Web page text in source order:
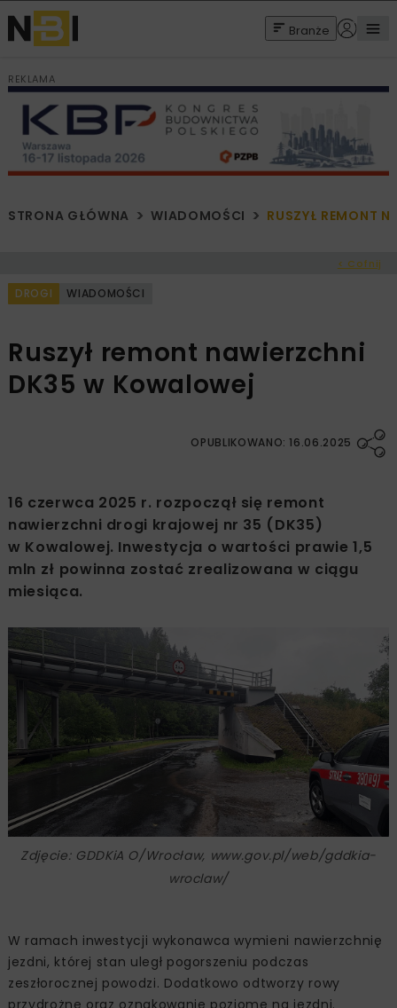
Branże
REKLAMA
STRONA GŁÓWNA WIADOMOŚCI RUSZYŁ REMONT
< Cofnij
DROGI WIADOMOŚCI
Ruszył remont nawierzchni
DK35 w Kowalowej
OPUBLIKOWANO: 16.06.2025
16 czerwca 2025 r. rozpoczął się remont
nawierzchni drogi krajowej nr 35 (DK35)
w Kowalowej. Inwestycja o wartości prawie 1,5
mln zł powinna zostać zrealizowana w ciągu
miesiąca.
Zdjęcie: GDDKiA O/Wrocław, www.gov.pl/web/gddkia-
wroclaw/
W ramach inwestycji wykonawca wymieni nawierzchnię
jezdni, której stan uległ pogorszeniu podczas
zeszłorocznej powodzi. Dodatkowo odtworzy rowy